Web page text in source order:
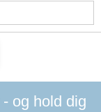
og hold dig